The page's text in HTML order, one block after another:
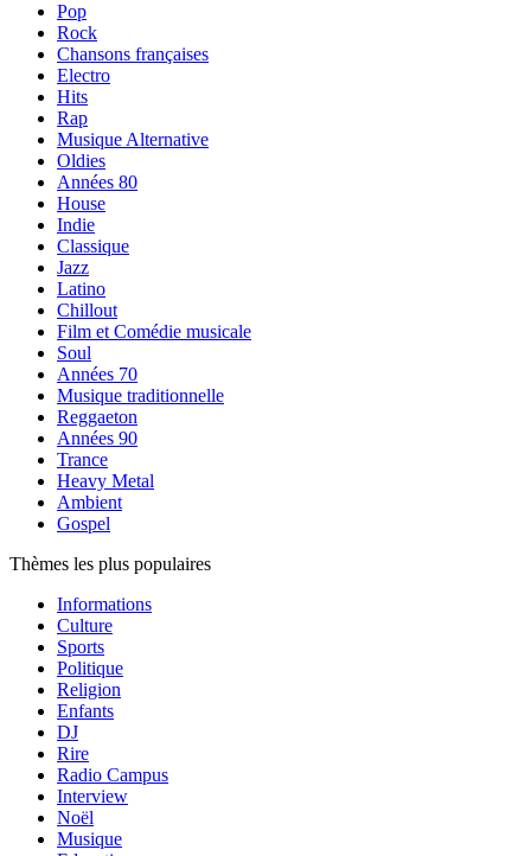
Pop
Rock
Chansons françaises
Electro
Hits
Rap
Musique Alternative
Oldies
Années 80
House
Indie
Classique
Jazz
Latino
Chillout
Film et Comédie musicale
Soul
Années 70
Musique traditionnelle
Reggaeton
Années 90
Trance
Heavy Metal
Ambient
Gospel
Thèmes les plus populaires
Informations
Culture
Sports
Politique
Religion
Enfants
DJ
Rire
Radio Campus
Interview
Noël
Musique